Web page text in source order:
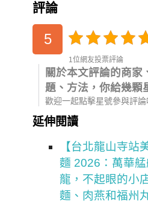
評論
5
1位網友投票評論
關於本文評論的商家
題、方法，你給幾顆
歡迎一起點擊星號參與評論
延伸閱讀
【台北龍山寺站
麵 2026：萬華
龍，不起眼的小
麵、肉燕和福州